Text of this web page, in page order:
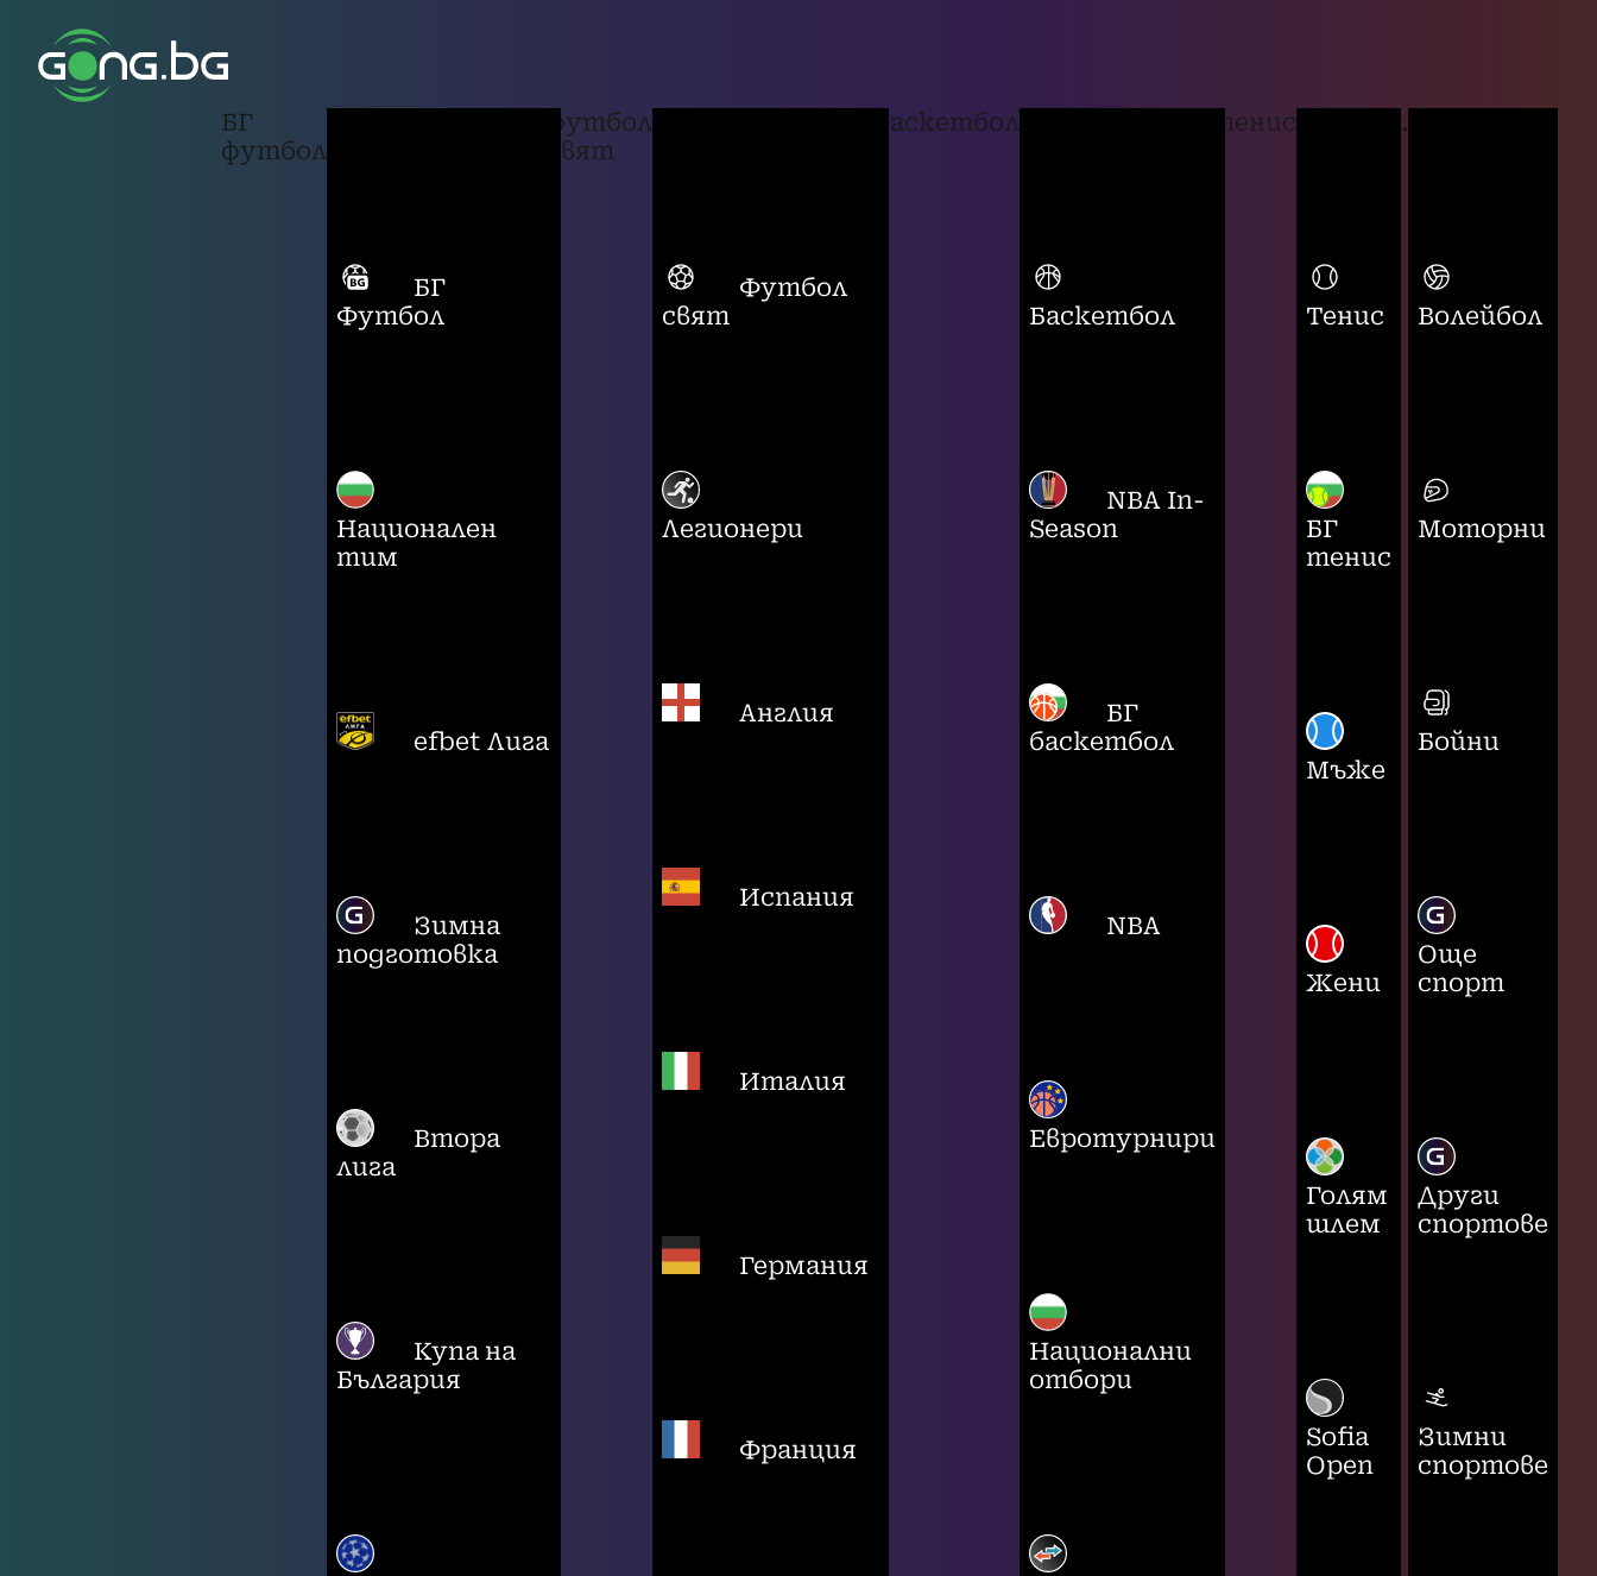
БГ
футбол
БГ
Футбол
Национален
тим
efbet Лига
Зимна
подготовка
Втора
лига
Купа на
България
футбол
свят
Футбол
свят
Легионери
Англия
Испания
Италия
Германия
Франция
баскетбол
Баскетбол
NBA In-
Season
БГ
баскетбол
NBA
Евротурнири
Национални
отбори
тенис
Тенис
БГ
тенис
Мъже
Жени
Голям
шлем
Sofia
Open
...
Волейбол
Моторни
Бойни
Още
спорт
Други
спортове
Зимни
спортове